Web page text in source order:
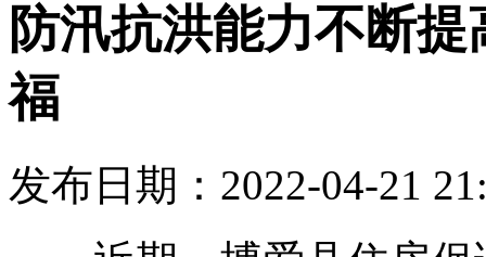
防汛抗洪能力不断
福
发布日期：2022-04-21